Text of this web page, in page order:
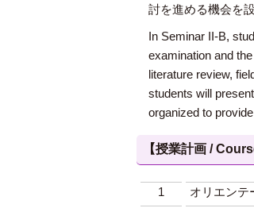
討を進める機会を設
In Seminar II-B,
examination and
literature review,
students will
organized to
【授業計画 /
1
オリエンテ